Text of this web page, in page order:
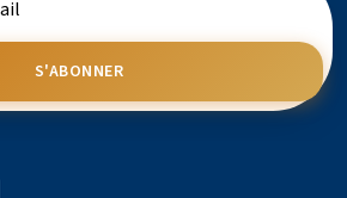
S'ABONNER